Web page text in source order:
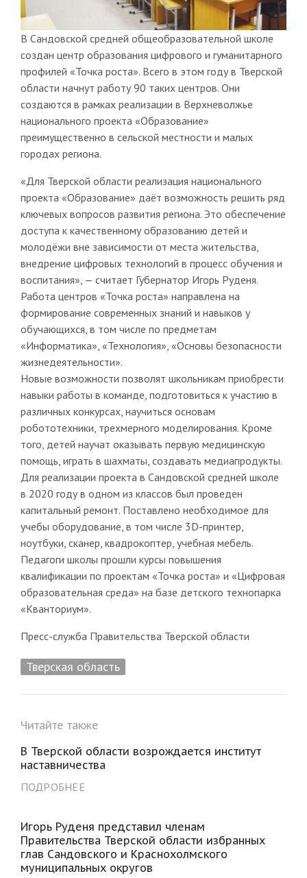
В Сандовской средней общеобразовательной школе
создан центр образования цифрового и гуманитарного
профилей «Точка роста». Всего в этом году в Тверской
области начнут работу 90 таких центров. Они
создаются в рамках реализации в Верхневолжье
национального проекта «Образование»
преимущественно в сельской местности и малых
городах региона.
«Для Тверской области реализация национального
проекта «Образование» даёт возможность решить ряд
ключевых вопросов развития региона. Это обеспечение
доступа к качественному образованию детей и
молодёжи вне зависимости от места жительства,
внедрение цифровых технологий в процесс обучения и
воспитания», — считает Губернатор Игорь Руденя.
Работа центров «Точка роста» направлена на
формирование современных знаний и навыков у
обучающихся, в том числе по предметам
«Информатика», «Технология», «Основы безопасности
жизнедеятельности».
Новые возможности позволят школьникам приобрести
навыки работы в команде, подготовиться к участию в
различных конкурсах, научиться основам
робототехники, трехмерного моделирования. Кроме
того, детей научат оказывать первую медицинскую
помощь, играть в шахматы, создавать медиапродукты.
Для реализации проекта в Сандовской средней школе
в 2020 году в одном из классов был проведен
капитальный ремонт. Поставлено необходимое для
учебы оборудование, в том числе 3D-принтер,
ноутбуки, сканер, квадрокоптер, учебная мебель.
Педагоги школы прошли курсы повышения
квалификации по проектам «Точка роста» и «Цифровая
образовательная среда» на базе детского технопарка
«Кванториум».
Пресс-служба Правительства Тверской области
Тверская область
Читайте также
В Тверской области возрождается институт
наставничества
ПОДРОБНЕЕ
Игорь Руденя представил членам
Правительства Тверской области избранных
глав Сандовского и Краснохолмского
муниципальных округов